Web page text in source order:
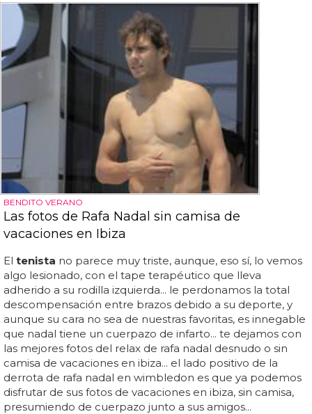
BENDITO VERANO
Las fotos de Rafa Nadal sin camisa de
vacaciones en Ibiza
El tenista no parece muy triste, aunque, eso sí, lo vemos
algo lesionado, con el tape terapéutico que lleva
adherido a su rodilla izquierda... le perdonamos la total
descompensación entre brazos debido a su deporte, y
aunque su cara no sea de nuestras favoritas, es innegable
que nadal tiene un cuerpazo de infarto... te dejamos con
las mejores fotos del relax de rafa nadal desnudo o sin
camisa de vacaciones en ibiza... el lado positivo de la
derrota de rafa nadal en wimbledon es que ya podemos
disfrutar de sus fotos de vacaciones en ibiza, sin camisa,
presumiendo de cuerpazo junto a sus amigos...